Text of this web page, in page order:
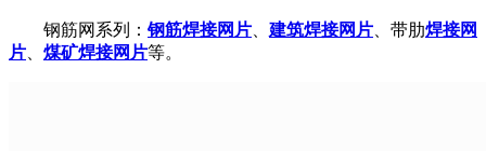
钢筋网系列：钢筋焊接网片 建筑焊接网片 、带肋焊接网
片
煤矿焊接网片等。